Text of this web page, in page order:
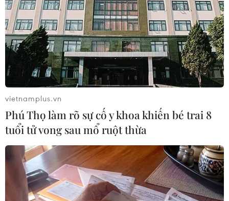
Chủ tịch nước Nguyễn Xuân Phúc với các đại biểu. (Ảnh: Thống
Nhất/TTXVN)
vietnamplus.vn
Phú Thọ làm rõ sự cố y khoa khiến bé trai 8
tuổi tử vong sau mổ ruột thừa